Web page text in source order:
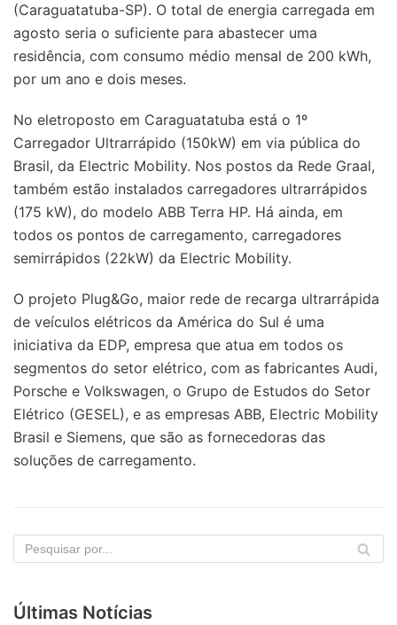
(Caraguatatuba-SP). O total de energia carregada em
agosto seria o suficiente para abastecer uma
residência, com consumo médio mensal de 200 kWh,
por um ano e dois meses.
No eletroposto em Caraguatatuba está o 1º
Carregador Ultrarrápido (150kW) em via pública do
Brasil, da Electric Mobility. Nos postos da Rede Graal,
também estão instalados carregadores ultrarrápidos
(175 kW), do modelo ABB Terra HP. Há ainda, em
todos os pontos de carregamento, carregadores
semirrápidos (22kW) da Electric Mobility.
O projeto Plug&Go, maior rede de recarga ultrarrápida
de veículos elétricos da América do Sul é uma
iniciativa da EDP, empresa que atua em todos os
segmentos do setor elétrico, com as fabricantes Audi,
Porsche e Volkswagen, o Grupo de Estudos do Setor
Elétrico (GESEL), e as empresas ABB, Electric Mobility
Brasil e Siemens, que são as fornecedoras das
soluções de carregamento.
Últimas Notícias